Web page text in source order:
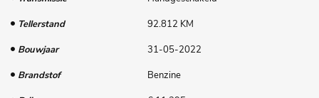
Tellerstand
92.812 KM
Bouwjaar
31-05-2022
Brandstof
Benzine